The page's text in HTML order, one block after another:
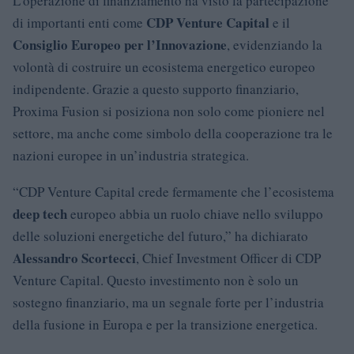
di importanti enti come CDP Venture Capital e il
Consiglio Europeo per l’Innovazione, evidenziando la
volontà di costruire un ecosistema energetico europeo
indipendente. Grazie a questo supporto finanziario,
Proxima Fusion si posiziona non solo come pioniere nel
settore, ma anche come simbolo della cooperazione tra le
nazioni europee in un’industria strategica.
“CDP Venture Capital crede fermamente che l’ecosistema
deep techeuropeo abbia un ruolo chiave nello sviluppo
delle soluzioni energetiche del futuro,” ha dichiarato
Alessandro Scortecci, Chief Investment Officer di CDP
Venture Capital. Questo investimento non è solo un
sostegno finanziario, ma un segnale forte per l’industria
della fusione in Europa e per la transizione energetica.